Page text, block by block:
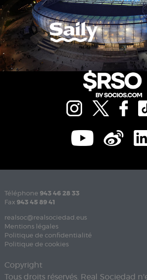
Téléphone 943 46 28 33
Fax 943 45 89 41
realsoc@realsociedad.eus
Mentions légales
Politique de confidentialité
Politique de cookies
Copyright
Tous droits réservés. Real Sociedad